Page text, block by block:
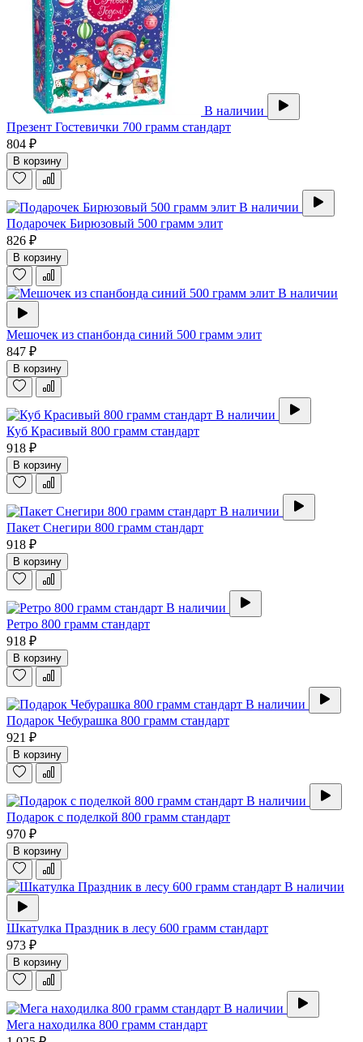
В наличии
Презент Гостевички 700 грамм стандарт
804 ₽
В корзину
В наличии
Подарочек Бирюзовый 500 грамм элит
826 ₽
В корзину
В наличии
Мешочек из спанбонда синий 500 грамм элит
847 ₽
В корзину
В наличии
Куб Красивый 800 грамм стандарт
918 ₽
В корзину
В наличии
Пакет Снегири 800 грамм стандарт
918 ₽
В корзину
В наличии
Ретро 800 грамм стандарт
918 ₽
В корзину
В наличии
Подарок Чебурашка 800 грамм стандарт
921 ₽
В корзину
В наличии
Подарок с поделкой 800 грамм стандарт
970 ₽
В корзину
В наличии
Шкатулка Праздник в лесу 600 грамм стандарт
973 ₽
В корзину
В наличии
Мега находилка 800 грамм стандарт